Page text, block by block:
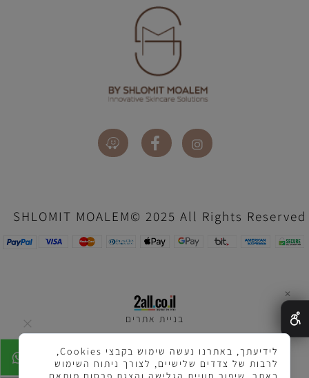
SHLOMIT MOALEM© 2025 All Rights Reserved
בניית אתרים
✕
לידיעתך, באתרנו נעשה שימוש בקבצי Cookies,
לרבות של צדדים שלישיים, לצורך ניתוח השימוש